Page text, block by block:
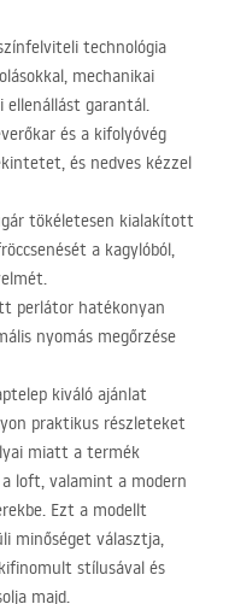
technológia
mechanikai
ellenállást garantál.
és a kifolyóvég
és nedves kézzel
tökéletesen kialakított
a kagylóból,
perlátor hatékonyan
nyomás megőrzése
kiváló ajánlat
praktikus részleteket
miatt a termék
loft, valamint a modern
Ezt a modellt
minőséget választja,
stílusával és
majd.